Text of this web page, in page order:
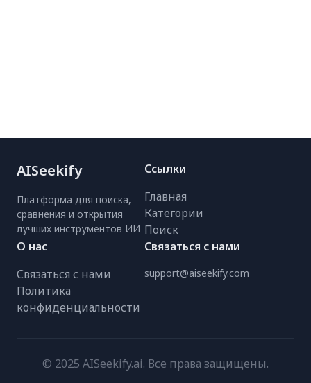
AISeekify
Платформа для поиска,
сравнения и открытия
лучших инструментов ИИ
Ссылки
Главная
Категории
Поиск
О нас
Связаться с нами
Политика
конфиденциальности
Связаться с нами
support@aiseekify.com
© 2025 AISeekify.ai. Все права защищены.